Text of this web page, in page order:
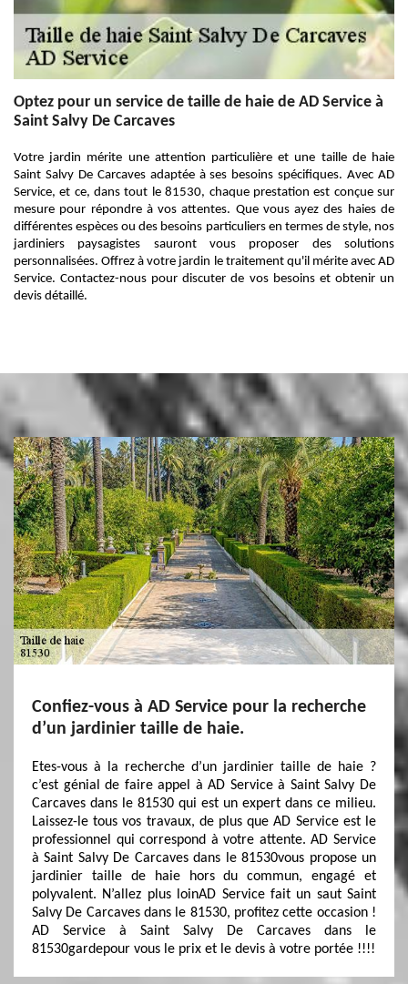
Optez pour un service de taille de haie de AD Service à
Saint Salvy De Carcaves
Votre jardin mérite une attention particulière et une taille de haie
Saint Salvy De Carcaves adaptée à ses besoins spécifiques. Avec AD
Service, et ce, dans tout le 81530, chaque prestation est conçue sur
mesure pour répondre à vos attentes. Que vous ayez des haies de
différentes espèces ou des besoins particuliers en termes de style, nos
jardiniers paysagistes sauront vous proposer des solutions
personnalisées. Offrez à votre jardin le traitement qu'il mérite avec AD
Service. Contactez-nous pour discuter de vos besoins et obtenir un
devis détaillé.
Confiez-vous à AD Service pour la recherche
d’un jardinier taille de haie.
Etes-vous à la recherche d’un jardinier taille de haie ?
c’est génial de faire appel à AD Service à Saint Salvy De
Carcaves dans le 81530 qui est un expert dans ce milieu.
Laissez-le tous vos travaux, de plus que AD Service est le
professionnel qui correspond à votre attente. AD Service
à Saint Salvy De Carcaves dans le 81530vous propose un
jardinier taille de haie hors du commun, engagé et
polyvalent. N’allez plus loinAD Service fait un saut Saint
Salvy De Carcaves dans le 81530, profitez cette occasion !
AD Service à Saint Salvy De Carcaves dans le
81530gardepour vous le prix et le devis à votre portée !!!!